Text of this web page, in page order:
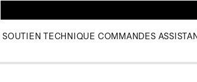
SOUTIEN TECHNIQUE COMMANDES